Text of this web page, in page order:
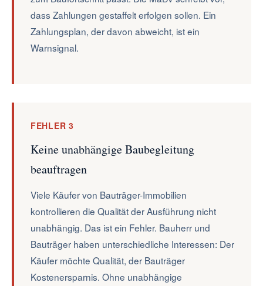
dass Zahlungen gestaffelt erfolgen sollen. Ein
Zahlungsplan, der davon abweicht, ist ein
Warnsignal.
FEHLER 3
Keine unabhängige Baubegleitung
beauftragen
Viele Käufer von Bauträger-Immobilien
kontrollieren die Qualität der Ausführung nicht
unabhängig. Das ist ein Fehler. Bauherr und
Bauträger haben unterschiedliche Interessen: Der
Käufer möchte Qualität, der Bauträger
Kostenersparnis. Ohne unabhängige